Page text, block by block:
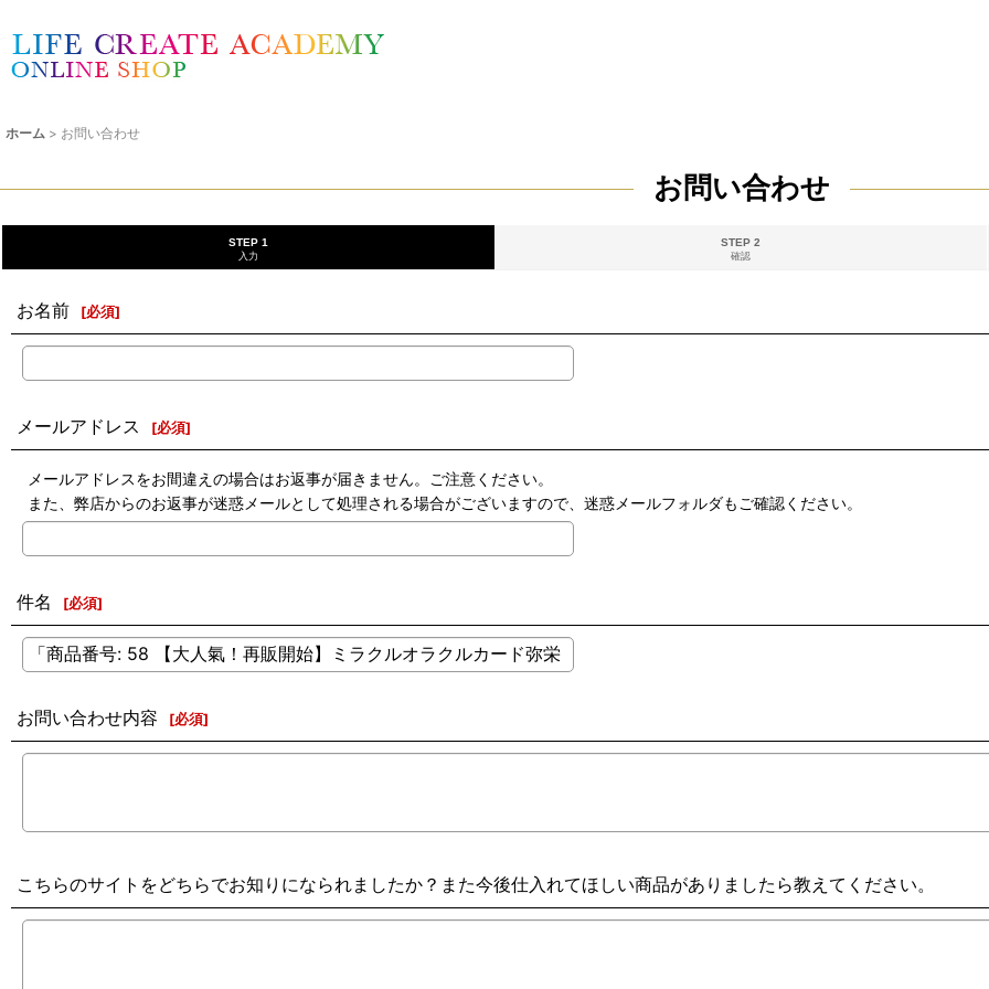
ホーム > お問い合わせ
お問い合わせ
STEP 1
入力
STEP 2
確認
お名前 [必須]
メールアドレス [必須]
メールアドレスをお間違えの場合はお返事が届きません。ご注意ください。
また、弊店からのお返事が迷惑メールとして処理される場合がございますので、迷惑メールフォルダもご確認ください。
件名 [必須]
お問い合わせ内容 [必須]
こちらのサイトをどちらでお知りになられましたか？また今後仕入れてほしい商品がありましたら教えてください。